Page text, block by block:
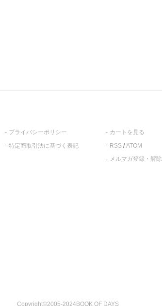
プライバシーポリシー
特定商取引法に基づく表記
カートを見る
RSS/ATOM
メルマガ登録・解除
Copyright©2005-2024BOOK OF DAYS